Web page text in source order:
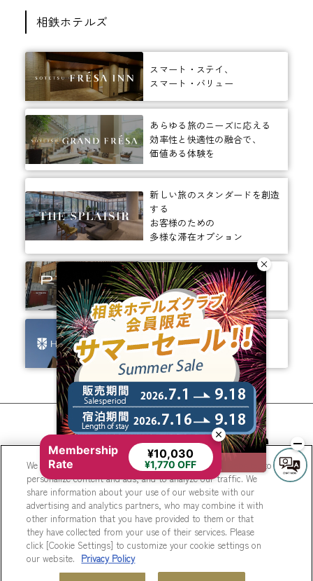
相鉄ホテルズ
スマート・ステイ、
スマート・バリュー
あらゆる旅のニーズに応える
効率性と快適性の融合で、
価値ある体験を
新しい旅のスタンダードを創造
する
お客様のための
多様な滞在オプション
ありそうでなかった、
ちょっと新しいカタチ。
ビジネスからレジャーまで、
幅広く選ばれるホテルへ。
相鉄ホテルズ 公式SNS
© Sotetsu Hotel Management CO., LTD.
We use cookies to improve your experience on our website, to
personalize content and ads, and to analyze our traffic. We
share information about your use of our website with our
advertising and analytics partners, who may combine it with
other information that you have provided to them or that
they have collected from your use of their services. Please
click [Cookie Settings] to customize your cookie settings on
our website. Privacy Policy
Membership
Rate
¥10,030
¥1,770 OFF